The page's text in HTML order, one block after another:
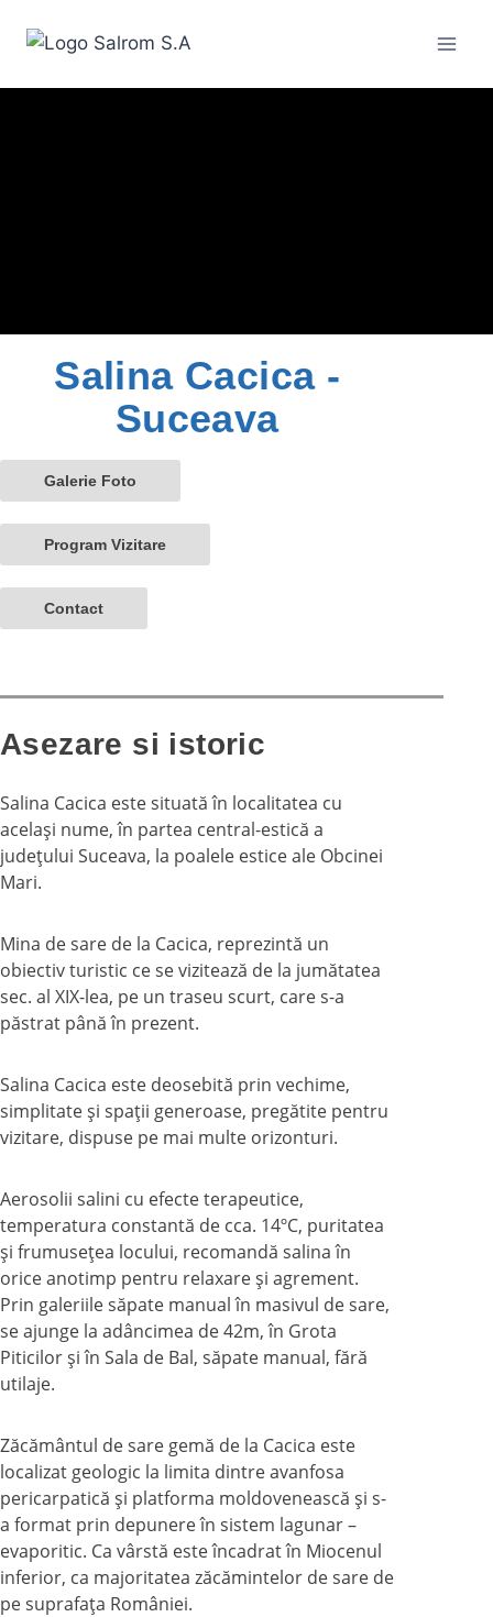
Salina Cacica -
Suceava
Galerie Foto
Program Vizitare
Contact
Asezare si istoric
Salina Cacica este situată în localitatea cu
acelaşi nume, în partea central-estică a
judeţului Suceava, la poalele estice ale Obcinei
Mari.
Mina de sare de la Cacica, reprezintă un
obiectiv turistic ce se vizitează de la jumătatea
sec. al XIX-lea, pe un traseu scurt, care s-a
păstrat până în prezent.
Salina Cacica este deosebită prin vechime,
simplitate şi spaţii generoase, pregătite pentru
vizitare, dispuse pe mai multe orizonturi.
Aerosolii salini cu efecte terapeutice,
temperatura constantă de cca. 14ºC, puritatea
şi frumuseţea locului, recomandă salina în
orice anotimp pentru relaxare şi agrement.
Prin galeriile săpate manual în masivul de sare,
se ajunge la adâncimea de 42m, în Grota
Piticilor şi în Sala de Bal, săpate manual, fără
utilaje.
Zăcământul de sare gemă de la Cacica este
localizat geologic la limita dintre avanfosa
pericarpatică şi platforma moldovenească şi s-
a format prin depunere în sistem lagunar –
evaporitic. Ca vârstă este încadrat în Miocenul
inferior, ca majoritatea zăcămintelor de sare de
pe suprafaţa României.